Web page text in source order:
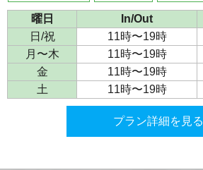
曜日 In/Out
日/祝
11時〜19時
月〜木
11時〜19時
金
11時〜19時
土
11時〜19時
プラン詳細を見る